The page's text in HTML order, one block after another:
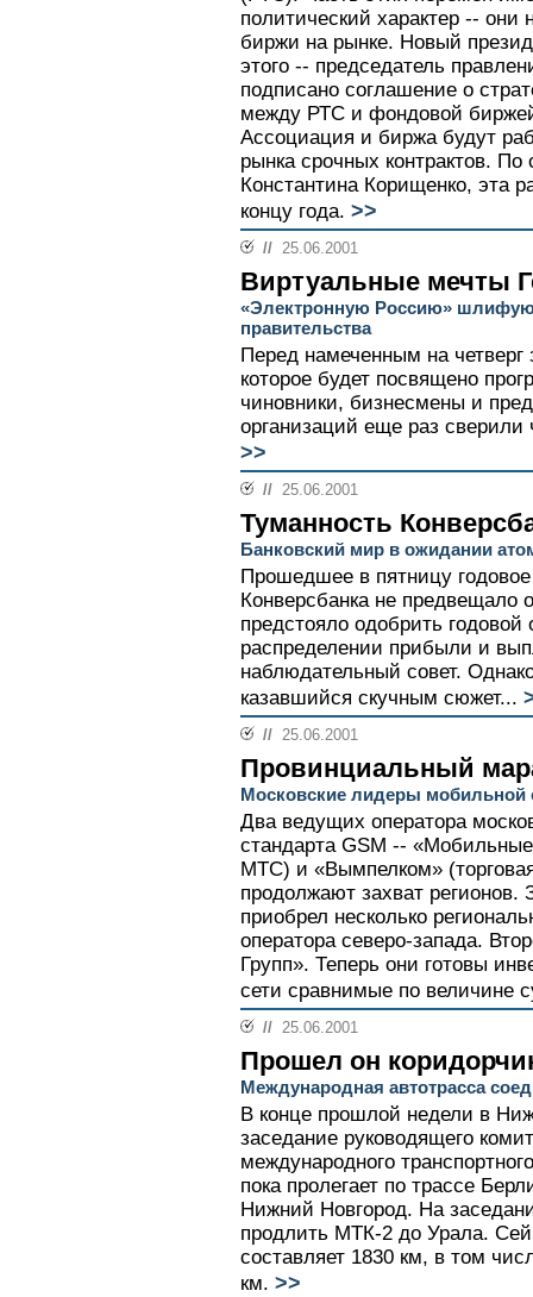
политический характер --
биржи на рынке. Новый
этого -- председатель
подписано соглашение о
между РТС и фондовой
Ассоциация и биржа будут
рынка срочных контрактов.
Константина Корищенко, эта
концу года. >>
// 25.06.2001
Виртуальные мечты
«Электронную Россию»
правительства
Перед намеченным на
которое будет посвящено
чиновники, бизнесмены и
организаций еще раз
>>
// 25.06.2001
Туманность
Банковский мир в ожидании
Прошедшее в пятницу
Конверсбанка не
предстояло одобрить годовой
распределении прибыли и
наблюдательный совет.
казавшийся скучным сюжет...
// 25.06.2001
Провинциальный
Московские лидеры мобильной
Два ведущих оператора
стандарта GSM --
МТС) и «Вымпелком»
продолжают захват
приобрел несколько
оператора северо-запада.
Групп». Теперь они готовы
сети сравнимые по величине
// 25.06.2001
Прошел он
Международная автотрасса
В конце прошлой недели в
заседание руководящего
международного
пока пролегает по трассе
Нижний Новгород. На
продлить МТК-2 до Урала.
составляет 1830 км, в том
км. >>